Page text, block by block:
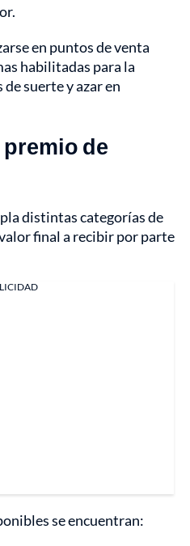
en puntos de venta
habilitadas para la
suerte y azar en
de
distintas categorías de
final a recibir por parte
se encuentran: